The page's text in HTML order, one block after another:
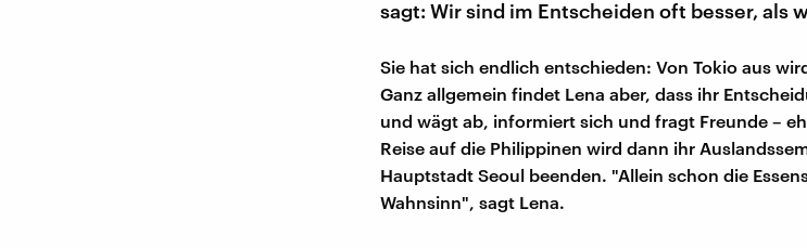
sagt: Wir sind im Entscheiden oft besser, als
Sie hat sich endlich entschieden: Von Tokio aus
Ganz allgemein findet Lena aber, dass ihr
und wägt ab, informiert sich und fragt Freunde –
Reise auf die Philippinen wird dann ihr
Hauptstadt Seoul beenden. "Allein schon die
Wahnsinn", sagt Lena.